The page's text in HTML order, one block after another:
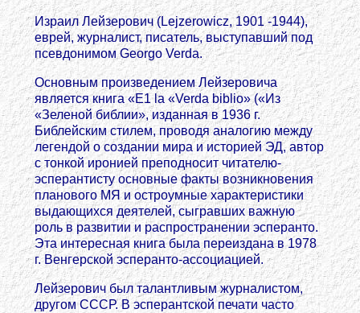
Израил Лейзерович (Lejzerowicz, 1901 -1944),
еврей, журналист, писатель, выступавший под
псевдонимом Georgo Verda.
Основным произведением Лейзеровича
является книга «Е1 la «Verda biblio» («Из
«Зеленой библии», изданная в 1936 г.
Библейским стилем, проводя аналогию между
легендой о создании мира и историей ЭД, автор
с тонкой иронией преподносит читателю-
эсперантисту основные факты возникновения
планового МЯ и остроумные характеристики
выдающихся деятелей, сыгравших важную
роль в развитии и распространении эсперанто.
Эта интересная книга была переиздана в 1978
г. Венгерской эсперанто-ассоциацией.
Лейзерович был талантливым журналистом,
другом СССР. В эсперантской печати часто